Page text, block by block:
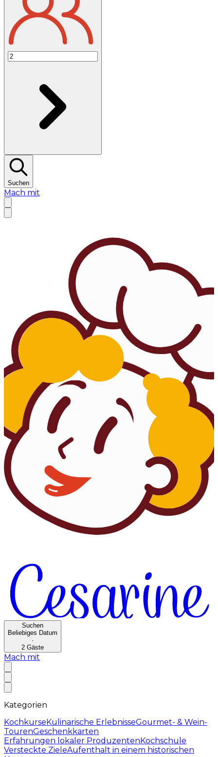
Suchen
Mach mit
Suchen
Beliebiges Datum
·
2 Gäste
Mach mit
Kategorien
KochkurseKulinarische ErlebnisseGourmet- & Wein-
TourenGeschenkkarten
Erfahrungen lokaler ProduzentenKochschule
Versteckte ZieleAufenthalt in einem historischen